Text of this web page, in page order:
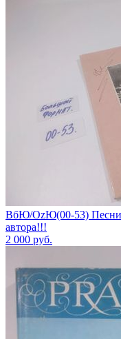
ВбЮ/OzЮ(00-53) Песни
автора!!!
2 000 руб.